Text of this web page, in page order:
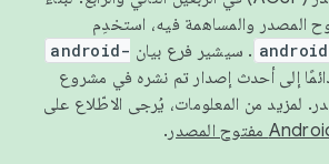
. سيشير فرع بيان android-
إلى أحدث إصدار تم نشره في مشروع
.